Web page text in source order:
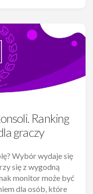
Ranking
graczy
Wybór wydaje się
się z wygodną
monitor może być
dla osób, które